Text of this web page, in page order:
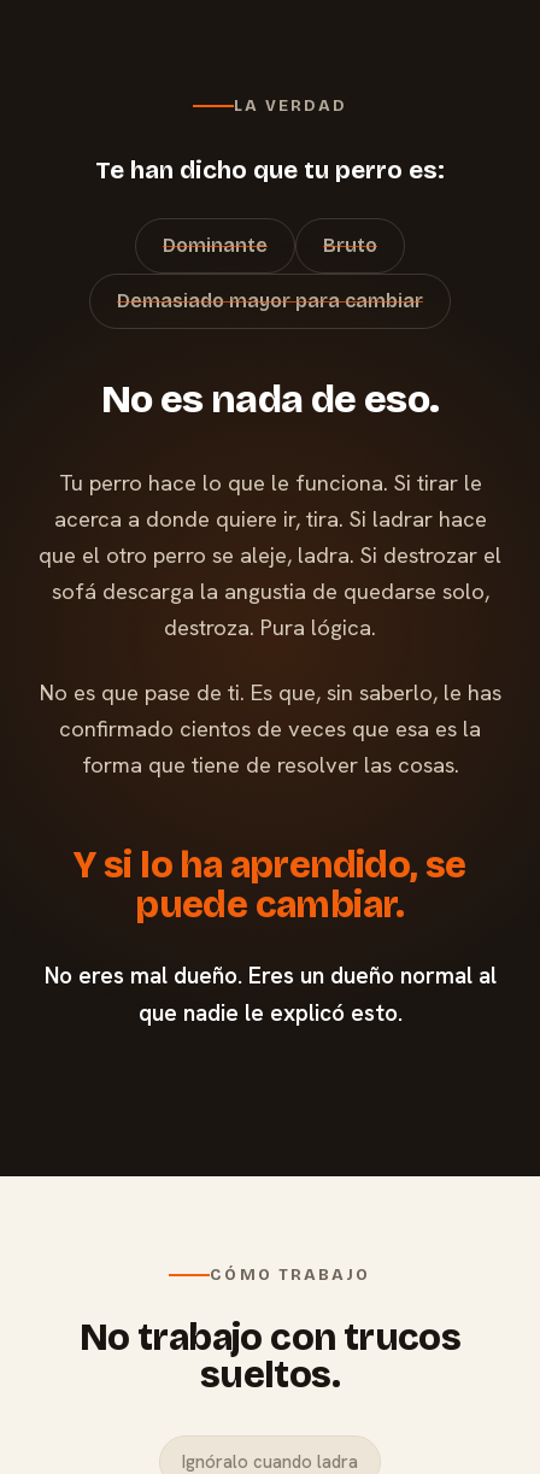
LA VERDAD
Te han dicho que tu perro es:
Dominante Bruto
Demasiado mayor para cambiar
No es nada de eso.
Tu perro hace lo que le funciona. Si tirar le
acerca a donde quiere ir, tira. Si ladrar hace
que el otro perro se aleje, ladra. Si destrozar el
sofá descarga la angustia de quedarse solo,
destroza. Pura lógica.
No es que pase de ti. Es que, sin saberlo, le has
confirmado cientos de veces que esa es la
forma que tiene de resolver las cosas.
Y si lo ha aprendido, se
puede cambiar.
No eres mal dueño. Eres un dueño normal al
que nadie le explicó esto.
CÓMO TRABAJO
No trabajo con trucos
sueltos.
Ignóralo cuando ladra